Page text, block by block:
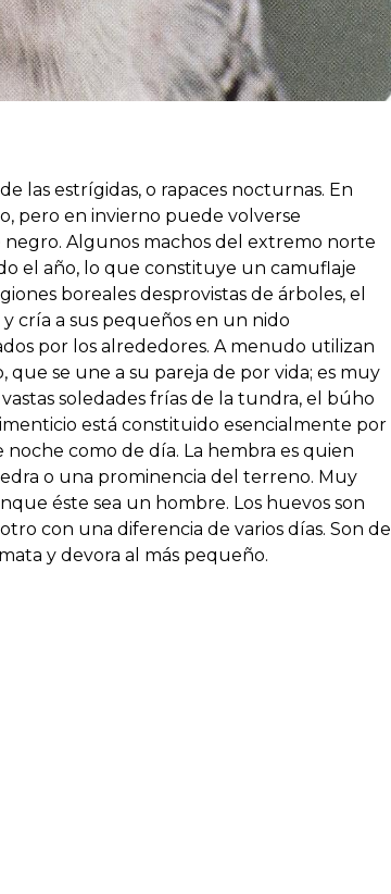
las estrígidas, o rapaces nocturnas. En
pero en invierno puede volverse
negro. Algunos machos del extremo norte
el año, lo que constituye un camuflaje
boreales desprovistas de árboles, el
cría a sus pequeños en un nido
por los alrededores. A menudo utilizan
se une a su pareja de por vida; es muy
soledades frías de la tundra, el búho
está constituido esencialmente por
como de día. La hembra es quien
o una prominencia del terreno. Muy
éste sea un hombre. Los huevos son
con una diferencia de varios días. Son de
y devora al más pequeño.